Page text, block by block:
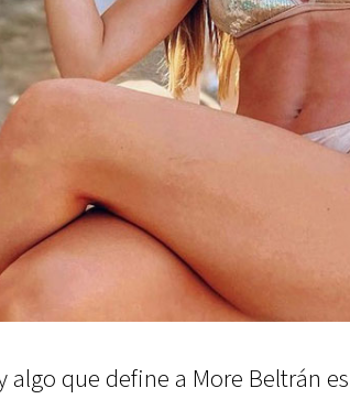
algo que define a More Beltrán